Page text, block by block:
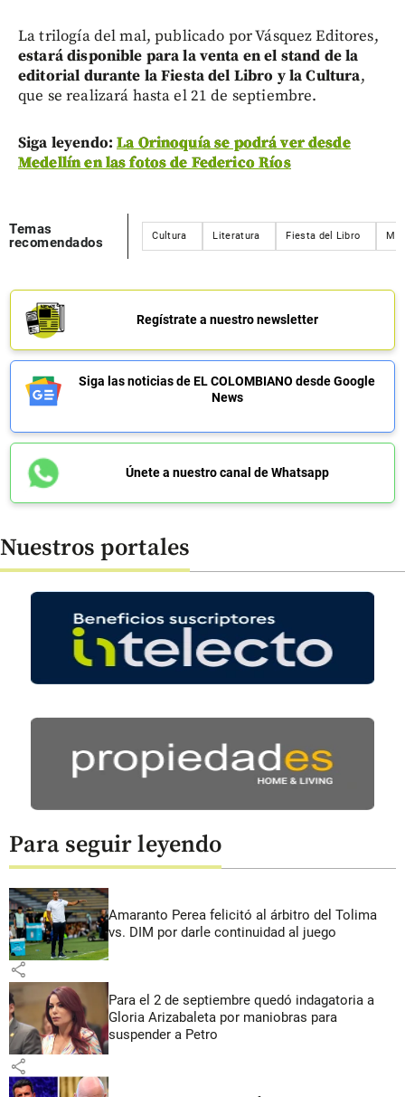
La trilogía del mal, publicado por Vásquez Editores,
estará disponible para la venta en el stand de la
editorial durante la Fiesta del Libro y la Cultura,
que se realizará hasta el 21 de septiembre.
Siga leyendo:La Orinoquía se podrá ver desde
Medellín en las fotos de Federico Ríos
Temas
recomendados
Cultura Literatura Fiesta del Libro
Regístrate a nuestro newsletter
Siga las noticias de EL COLOMBIANO desde Google
News
Únete a nuestro canal de Whatsapp
Nuestros portales
Para seguir leyendo
Amaranto Perea felicitó al árbitro del Tolima
vs. DIM por darle continuidad al juego
share
Para el 2 de septiembre quedó indagatoria a
Gloria Arizabaleta por maniobras para
suspender a Petro
share